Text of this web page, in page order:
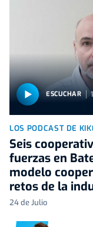
ESCUCHAR
LOS PODCAST DE
Seis
fuerzas en
modelo
retos de la
24 de Julio